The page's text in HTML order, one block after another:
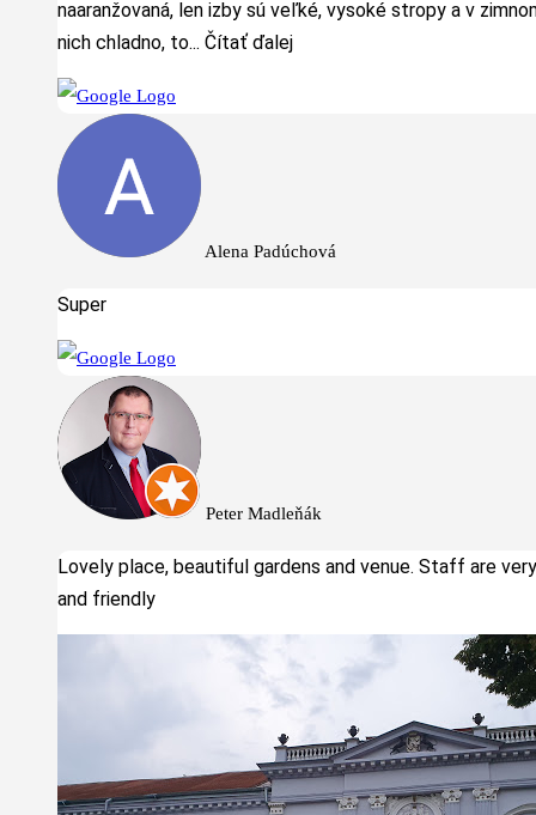
naaranžovaná, len izby sú veľké, vysoké stropy a v
nich chladno, to... Čítať ďalej
Alena Padúchová
Super
Peter Madleňák
Lovely place, beautiful gardens and venue. Staff are
and friendly